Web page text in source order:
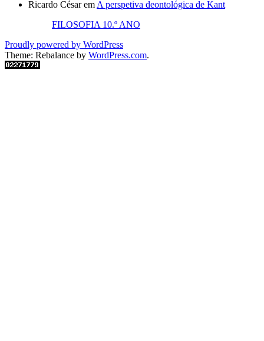
Ricardo Césarem A perspetiva deontológica de Kant
FILOSOFIA 10.º ANO
Proudly powered by WordPress
Theme: Rebalance by WordPress.com.